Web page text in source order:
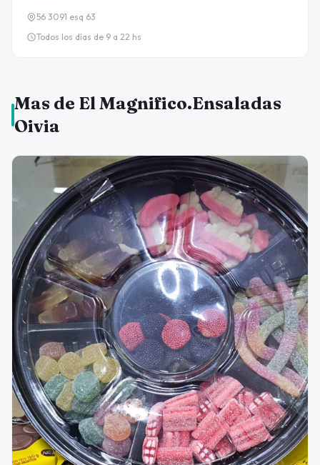
56 3091 esq 63
Todos los días de 9 a 22 hs
Mas de El Magnifico.Ensaladas
Oivia